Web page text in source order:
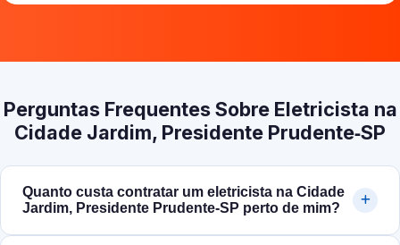
Perguntas Frequentes Sobre Eletricista na
Cidade Jardim, Presidente Prudente‑SP
Quanto custa contratar um eletricista na Cidade
Jardim, Presidente Prudente‑SP perto de mim?